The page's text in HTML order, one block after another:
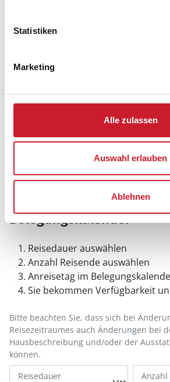
Statistiken
Marketing
Alle zulassen
Auswahl erlauben
Ablehnen
Belegungskalender
Reisedauer auswählen
Anzahl Reisende auswählen
Anreisetag im
Sie bekommen Verfügbarkeit
Reisedauer Anzahl
Bitte beachten Sie, dass sich bei
Reisezeitraumes auch Änderungen bei
Hausbeschreibung und/oder der
können.